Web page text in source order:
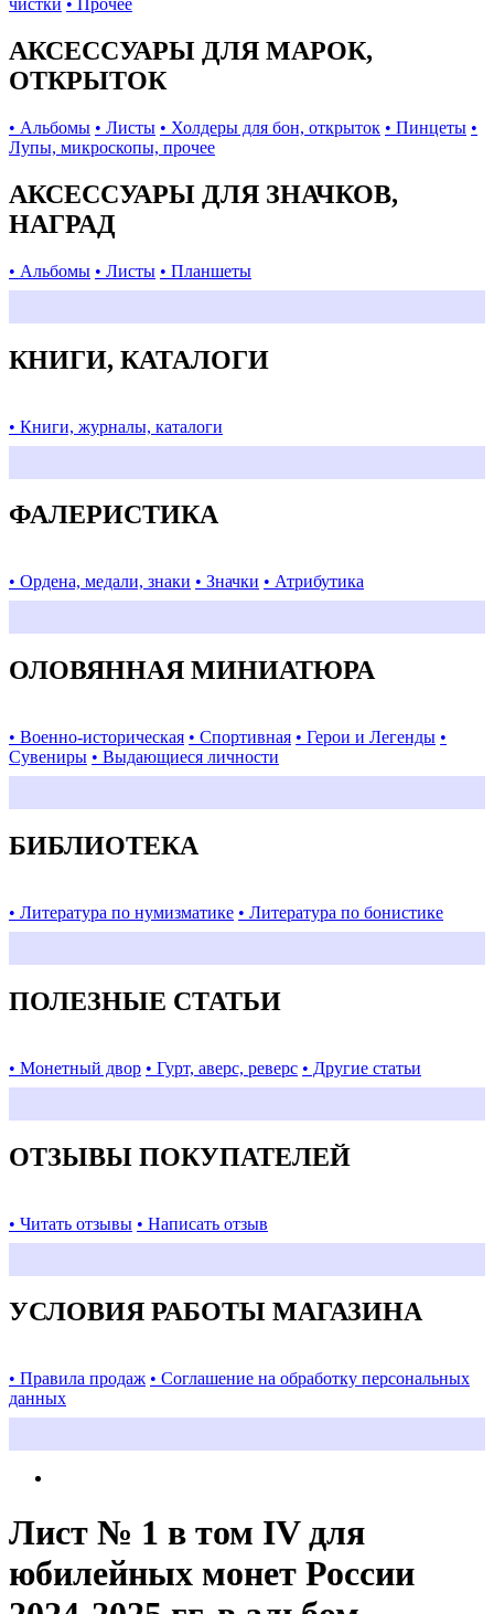
чистки • Прочее
АКСЕССУАРЫ ДЛЯ МАРОК,
ОТКРЫТОК
• Альбомы • Листы • Холдеры для бон, открыток • Пинцеты •
Лупы, микроскопы, прочее
АКСЕССУАРЫ ДЛЯ ЗНАЧКОВ,
НАГРАД
• Альбомы • Листы • Планшеты
КНИГИ, КАТАЛОГИ
• Книги, журналы, каталоги
ФАЛЕРИСТИКА
• Ордена, медали, знаки • Значки • Атрибутика
ОЛОВЯННАЯ МИНИАТЮРА
• Военно-историческая • Спортивная • Герои и Легенды •
Сувениры • Выдающиеся личности
БИБЛИОТЕКА
• Литература по нумизматике • Литература по бонистике
ПОЛЕЗНЫЕ СТАТЬИ
• Монетный двор • Гурт, аверс, реверс • Другие статьи
ОТЗЫВЫ ПОКУПАТЕЛЕЙ
• Читать отзывы • Написать отзыв
УСЛОВИЯ РАБОТЫ МАГАЗИНА
• Правила продаж • Соглашение на обработку персональных
данных
Лист № 1 в том IV для
юбилейных монет России